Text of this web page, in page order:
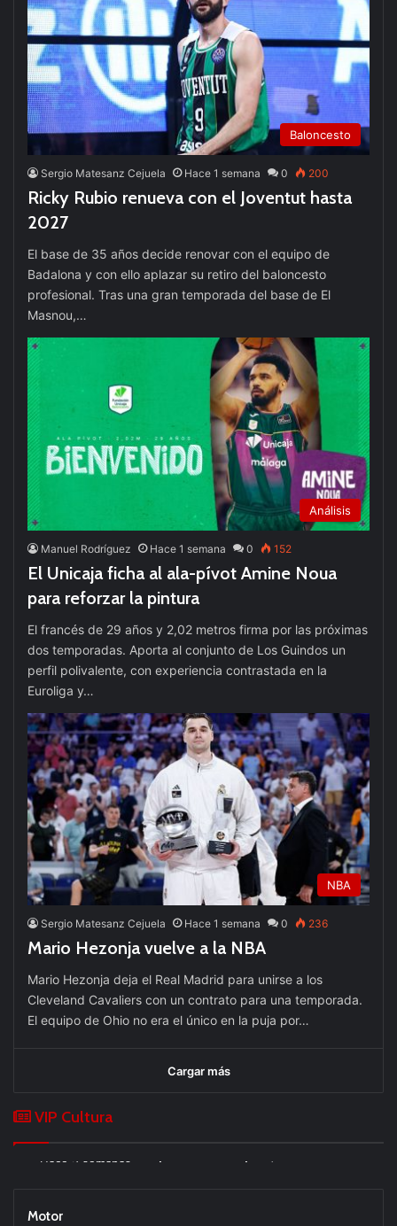
Baloncesto
Sergio Matesanz Cejuela Hace 1 semana 0 200
Ricky Rubio renueva con el Joventut hasta
2027
El base de 35 años decide renovar con el equipo de
Badalona y con ello aplazar su retiro del baloncesto
profesional. Tras una gran temporada del base de El
Masnou,…
Análisis
Manuel Rodríguez Hace 1 semana 0 152
El Unicaja ficha al ala-pívot Amine Noua
para reforzar la pintura
El francés de 29 años y 2,02 metros firma por las próximas
dos temporadas. Aporta al conjunto de Los Guindos un
perfil polivalente, con experiencia contrastada en la
Euroliga y…
NBA
Sergio Matesanz Cejuela Hace 1 semana 0 236
Mario Hezonja vuelve a la NBA
Mario Hezonja deja el Real Madrid para unirse a los
Cleveland Cavaliers con un contrato para una temporada.
El equipo de Ohio no era el único en la puja por…
Cargar más
VIP Cultura
Hace 1 semana
La UEFA corta con la FIFA: no volverán a jugar sus
Hace 2 semanas
Motor